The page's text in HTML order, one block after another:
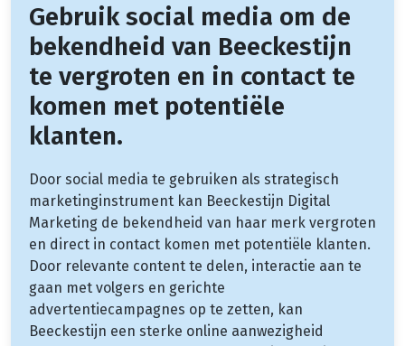
Gebruik social media om de
bekendheid van Beeckestijn
te vergroten en in contact te
komen met potentiële
klanten.
Door social media te gebruiken als strategisch
marketinginstrument kan Beeckestijn Digital
Marketing de bekendheid van haar merk vergroten
en direct in contact komen met potentiële klanten.
Door relevante content te delen, interactie aan te
gaan met volgers en gerichte
advertentiecampagnes op te zetten, kan
Beeckestijn een sterke online aanwezigheid